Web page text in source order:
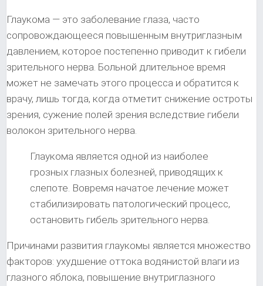
Глаукома — это заболевание глаза, часто
сопровождающееся повышенным внутриглазным
давлением, которое постепенно приводит к гибели
зрительного нерва. Больной длительное время
может не замечать этого процесса и обратится к
врачу, лишь тогда, когда отметит снижение остроты
зрения, сужение полей зрения вследствие гибели
волокон зрительного нерва.
Глаукома является одной из наиболее
грозных глазных болезней, приводящих к
слепоте. Вовремя начатое лечение может
стабилизировать патологический процесс,
остановить гибель зрительного нерва.
Причинами развития глаукомы является множество
факторов: ухудшение оттока водянистой влаги из
глазного яблока, повышение внутриглазного